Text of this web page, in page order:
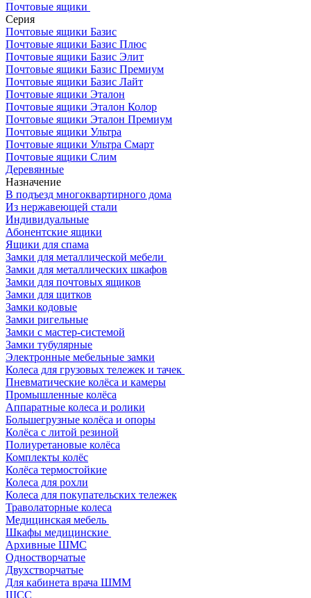
Почтовые ящики
Серия
Почтовые ящики Базис
Почтовые ящики Базис Плюс
Почтовые ящики Базис Элит
Почтовые ящики Базис Премиум
Почтовые ящики Базис Лайт
Почтовые ящики Эталон
Почтовые ящики Эталон Колор
Почтовые ящики Эталон Премиум
Почтовые ящики Ультра
Почтовые ящики Ультра Смарт
Почтовые ящики Слим
Деревянные
Назначение
В подъезд многоквартирного дома
Из нержавеющей стали
Индивидуальные
Абонентские ящики
Ящики для спама
Замки для металлической мебели
Замки для металлических шкафов
Замки для почтовых ящиков
Замки для щитков
Замки кодовые
Замки ригельные
Замки с мастер-системой
Замки тубулярные
Электронные мебельные замки
Колеса для грузовых тележек и тачек
Пневматические колёса и камеры
Промышленные колёса
Аппаратные колеса и ролики
Большегрузные колёса и опоры
Колёса с литой резиной
Полиуретановые колёса
Комплекты колёс
Колёса термостойкие
Колеса для рохли
Колеса для покупательских тележек
Траволаторные колеса
Медицинская мебель
Шкафы медицинские
Архивные ШМС
Одностворчатые
Двухстворчатые
Для кабинета врача ШММ
ШСС